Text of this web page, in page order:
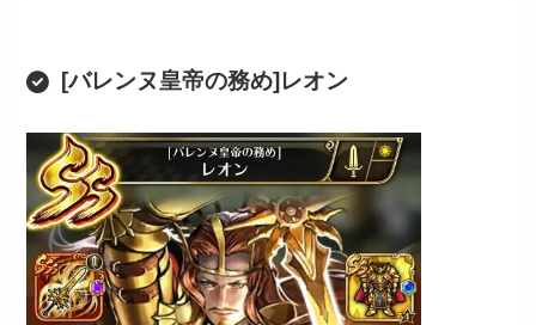
[バレンヌ皇帝の務め]レオン